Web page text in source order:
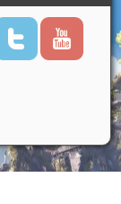
T
i
Y
u